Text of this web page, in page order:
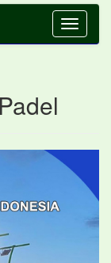
Toggle